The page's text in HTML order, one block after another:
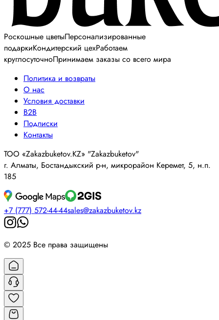
Роскошные цветыПерсонализированные
подаркиКондитерский цехРаботаем
круглосуточноПринимаем заказы со всего мира
Политика и возвраты
О нас
Условия доставки
B2B
Подписки
Контакты
ТОО «Zakazbuketov.KZ» "Zakazbuketov"
г. Алматы, Бостандыкский р-н, микрорайон Керемет, 5, н.п.
185
+7 (777) 572-44-44sales@zakazbuketov.kz
© 2025 Все права защищены